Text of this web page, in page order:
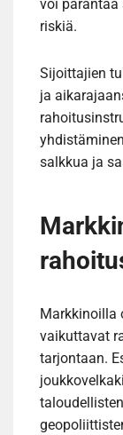
voi
riskiä.
Sijoittajien
ja
salkkua ja
Markkinoilla
vaikuttavat
tarjontaan.